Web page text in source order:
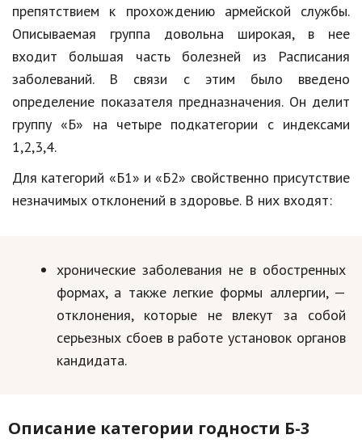
препятствием к прохождению армейской службы.
Описываемая группа довольна широкая, в нее
входит большая часть болезней из Расписания
заболеваний. В связи с этим было введено
определение показателя предназначения. Он делит
группу «Б» на четыре подкатегории с индексами
1,2,3,4.
Для категорий «Б1» и «Б2» свойственно присутствие
незначимых отклонений в здоровье. В них входят:
хронические заболевания не в обостренных
формах, а также легкие формы аллергии, —
отклонения, которые не влекут за собой
серьезных сбоев в работе установок органов
кандидата.
Описание категории годности Б-3